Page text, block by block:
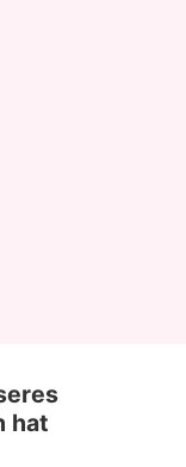
hat